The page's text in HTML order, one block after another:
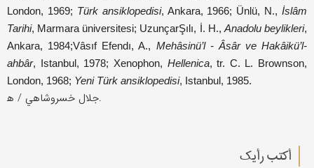
London, 1969; Türk ansiklopedisi, Ankara, 1966; Ünlü, N., İslâm
Tarihi, Marmara üniversitesi; UzunçarŞılı, İ. H., Anadolu beylikleri,
Ankara, 1984;Vâsıf Efendı, A., Mehâsinü’l - Âsâr ve Hakâikü’l-
ahbâr, Istanbul, 1978; Xenophon, Hellenica, tr. C. L. Brownson,
London, 1968; Yeni Türk ansiklopedisi, Istanbul, 1985.
جلال خسروشاهي / ه‍.
أکتب رأیك